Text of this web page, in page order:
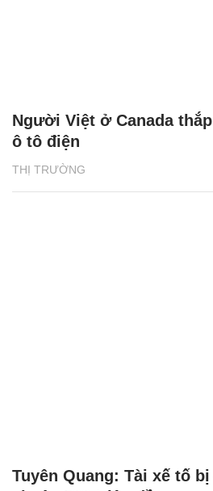
THỊ TRƯỜNG
Người Việt ở Canada
ô tô điện
Tuyên Quang: Tài xế tố